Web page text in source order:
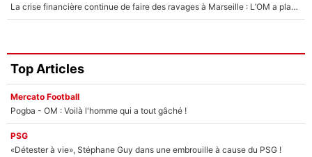
La crise financière continue de faire des ravages à Marseille : L’OM a placé 12 joueurs sur le marché des transferts… et ça pourrait lui rapporter près de 100M€ !
Top Articles
Mercato Football
Pogba - OM : Voilà l'homme qui a tout gâché !
PSG
«Détester à vie», Stéphane Guy dans une embrouille à cause du PSG !